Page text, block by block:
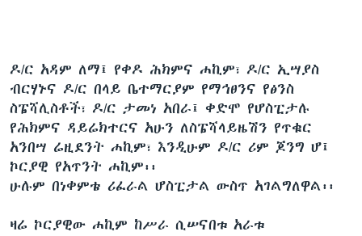
ዶ/ር አዳም ለማ፤ የቀዶ ሕክምና ሐኪም፣ ዶ/ር ኢሣያስ
ብርሃኑና ዶ/ር በላይ ቤተማርያም የማኅፀንና የፅንስ
ስፔሻሊስቶች፣ ዶ/ር ታመነ አበራ፤ ቀድሞ የሆስፒታሉ
የሕክምና ዳይሬክተርና አሁን ለስፔሻላይዜሽን የጥቁር
አንበሣ ሬዚደንት ሐኪም፣ እንዲሁም ዶ/ር ሪም ጆንግ ሆ፤
ኮርያዊ የአጥንት ሐኪም፡፡
ሁሉም በነቀምቴ ሪፈራል ሆስፒታል ውስጥ አገልግለዋል፡፡
ዛሬ ኮርያዊው ሐኪም ከሥራ ሲሠናበቱ አራቱ